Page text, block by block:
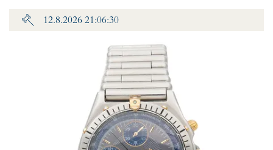
12.8.2026 21:06:30